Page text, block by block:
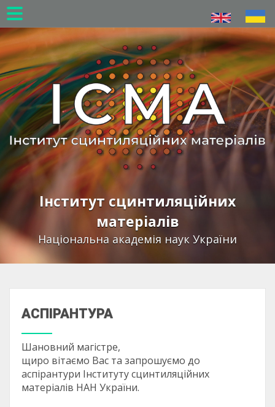
Перейти
до
основного
вмісту
Інститут сцинтиляційних
матеріалів
Національна академія наук України
АСПІРАНТУРА
Шановний магістре,
щиро вітаємо Вас та запрошуємо до
аспірантури Інституту сцинтиляційних
матеріалів НАН України.